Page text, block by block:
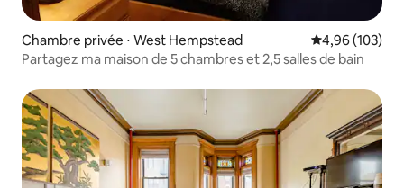
Chambre privée ⋅ West Hempstead Évaluation
4,96 (103)
Partagez ma maison de 5 chambres et 2,5 salles de bain